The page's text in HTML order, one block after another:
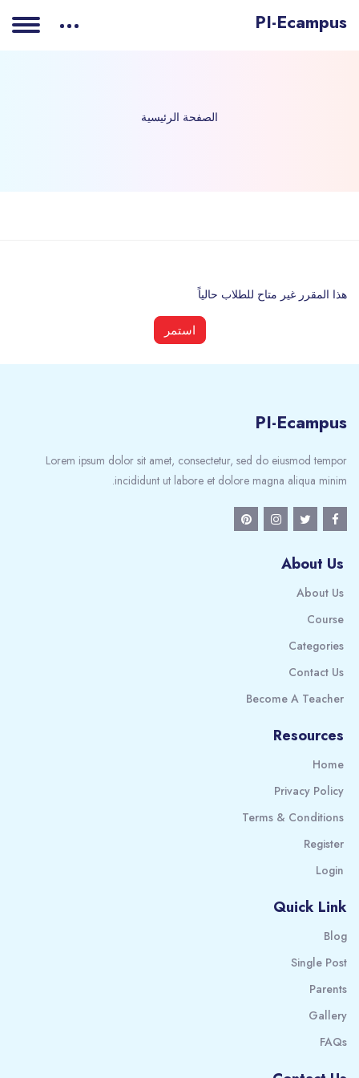
PI-Ecampus
الصفحة الرئيسية
هذا المقرر غير متاح للطلاب حالياً
استمر
PI-Ecampus
Lorem ipsum dolor sit amet, consectetur, sed do eiusmod tempor
incididunt ut labore et dolore magna aliqua minim.
About Us
About Us
Course
Categories
Contact Us
Become A Teacher
Resources
Home
Privacy Policy
Terms & Conditions
Register
Login
Quick Link
Blog
Single Post
Parents
Gallery
FAQs